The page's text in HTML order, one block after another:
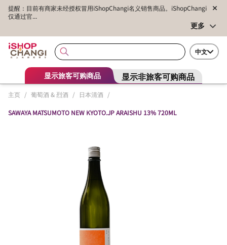
提醒：目前有商家未经授权冒用iShopChangi名义销售商品。iShopChangi
仅通过官...
更多
中文
显示旅客可购商品 显示非旅客可购商品
主页 / 葡萄酒 & 烈酒 / 日本清酒 /
SAWAYA MATSUMOTO NEW KYOTO.JP ARAISHU 13% 720ML